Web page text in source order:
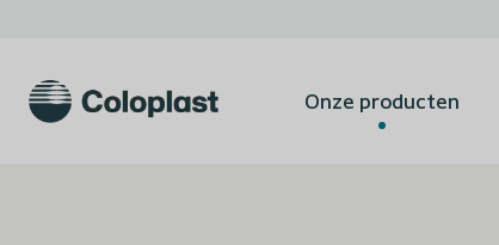
Onze producten